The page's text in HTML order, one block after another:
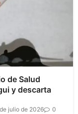
de Salud
y descarta
julio de 2026 0